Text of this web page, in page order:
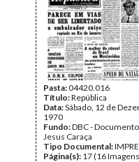
Pasta:04420.016
Título:República
Data:Sábado, 12 de
1970
Fundo:DBC -
Jesus Caraça
Tipo Documental:
Página(s): 17 (16